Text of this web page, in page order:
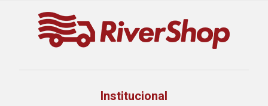
Institucional